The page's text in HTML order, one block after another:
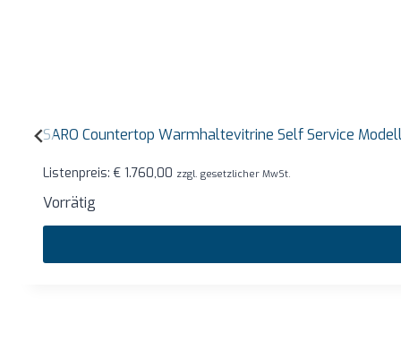
SARO Countertop Warmhaltevitrine Self Service
Listenpreis: € 1.760,00 zzgl. gesetzlicher MwSt.
Vorrätig